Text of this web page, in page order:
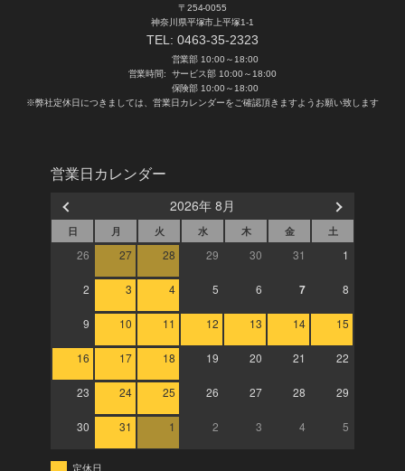
〒254-0055
神奈川県平塚市上平塚1-1
TEL:0463-35-2323
営業時間:
営業部 10:00～18:00
サービス部 10:00～18:00
保険部 10:00～18:00
※弊社定休日につきましては、営業日カレンダーをご確認頂きますようお願い致します
営業日カレンダー
2026年 8月
日 月 火 水 木 金 土
26 27 28 29 30 31 1
2 3 4 5 6 7 8
9 10 11 12 13 14 15
16 17 18 19 20 21 22
23 24 25 26 27 28 29
30 31 1 2 3 4 5
定休日